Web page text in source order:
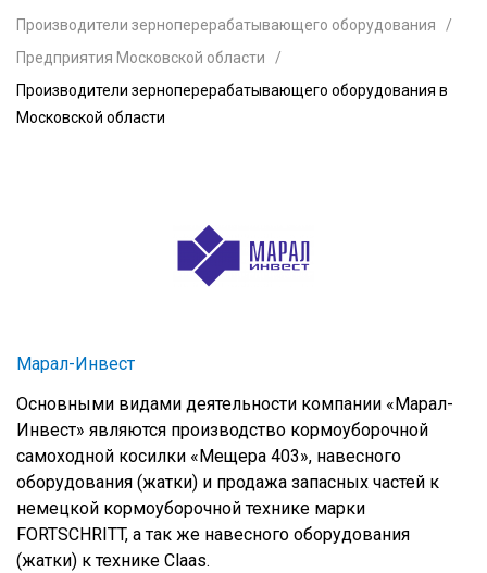
Производители зерноперерабатывающего оборудования
Предприятия Московской области
Производители зерноперерабатывающего оборудования в
Московской области
Марал-Инвест
Основными видами деятельности компании «Марал-
Инвест» являются производство кормоуборочной
самоходной косилки «Мещера 403», навесного
оборудования (жатки) и продажа запасных частей к
немецкой кормоуборочной технике марки
FORTSCHRITT, а так же навесного оборудования
(жатки) к технике Claas.